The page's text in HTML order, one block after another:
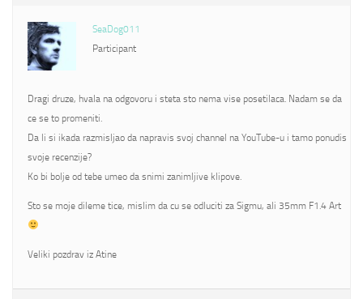
SeaDog011
Participant
Dragi druze, hvala na odgovoru i steta sto nema vise posetilaca. Nadam se da
ce se to promeniti.
Da li si ikada razmisljao da napravis svoj channel na YouTube-u i tamo ponudis
svoje recenzije?
Ko bi bolje od tebe umeo da snimi zanimljive klipove.
Sto se moje dileme tice, mislim da cu se odluciti za Sigmu, ali 35mm F1.4 Art
Veliki pozdrav iz Atine